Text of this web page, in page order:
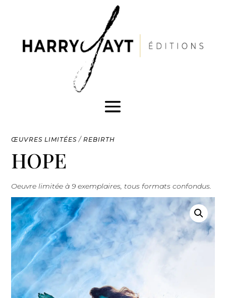
ŒUVRES LIMITÉES /REBIRTH
HOPE
Oeuvre limitée à 9 exemplaires, tous formats confondus.